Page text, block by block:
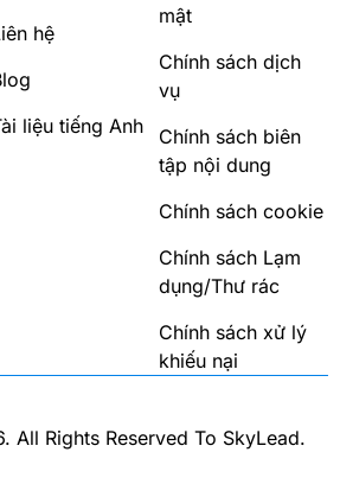
hệ
liệu tiếng Anh
mật
Chính sách dịch
vụ
Chính sách biên
tập nội dung
Chính sách cookie
Chính sách Lạm
dụng/Thư rác
Chính sách xử lý
khiếu nại
. All Rights Reserved To SkyLead.